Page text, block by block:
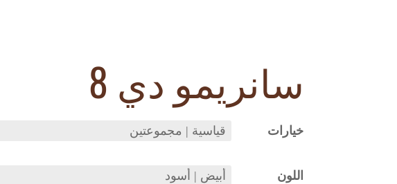
سانريمو دي 8
خيارات
اللون